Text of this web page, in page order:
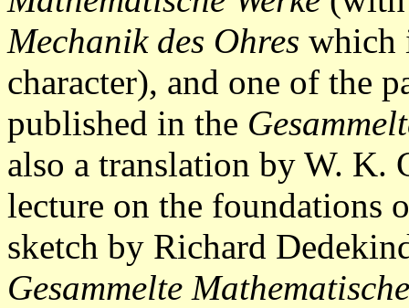
Mechanik des Ohres which
character), and one of the
published in the
also a translation by W.
lecture on the foundations
sketch by Richard
Gesammelte